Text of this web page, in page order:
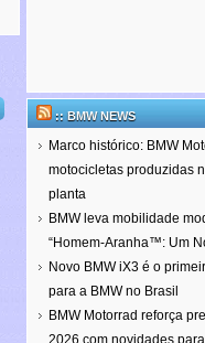
:: BMW NEWS
Marco histórico: BMW
motocicletas produzidas
planta
BMW leva mobilidade
“Homem-Aranha™: Um
Novo BMW iX3 é o
para a BMW no Brasil
BMW Motorrad reforça
2026 com novidades